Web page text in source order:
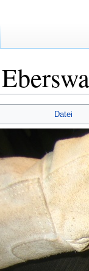
Datei